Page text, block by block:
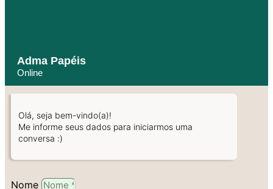
Adma Papéis
Online
Olá, seja bem-vindo(a)!
Me informe seus dados para iniciarmos uma
conversa :)
Nome